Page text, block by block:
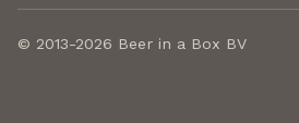
© 2013-2026 Beer in a Box BV